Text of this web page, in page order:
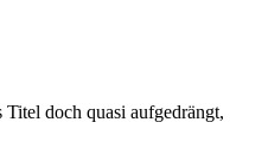
doch quasi aufgedrängt,